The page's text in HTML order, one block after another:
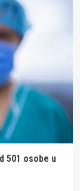
501 osobe u